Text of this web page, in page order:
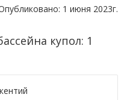
1 июня 2023г.
купол: 1